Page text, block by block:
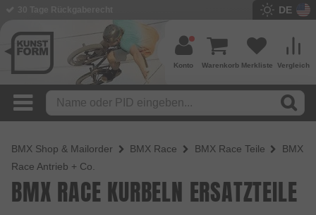
DE
Vergleich
Merkliste
Warenkorb
Konto
BMX Shop & Mailorder BMX Race BMX Race Teile
BMX
Race Antrieb + Co.
BMX RACE KURBELN ERSATZTEILE